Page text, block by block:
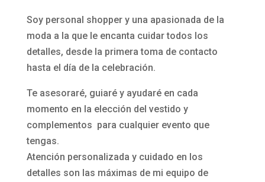
Soy personal shopper y una apasionada de la
moda a la que le encanta cuidar todos los
detalles, desde la primera toma de contacto
hasta el día de la celebración.
Te asesoraré, guiaré y ayudaré en cada
momento en la elección del vestido y
complementos para cualquier evento que
tengas.
Atención personalizada y cuidado en los
detalles son las máximas de mi equipo de